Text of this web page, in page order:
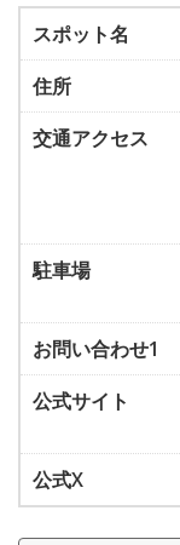
スポット名
住所
交通アクセス
駐車場
お問い合わせ1
公式サイト
公式X